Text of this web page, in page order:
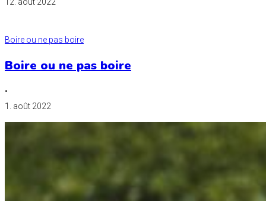
12. août 2022
Boire ou ne pas boire
Boire ou ne pas boire
•
1. août 2022